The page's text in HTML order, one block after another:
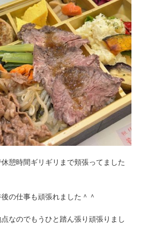
憩時間ギリギリまで頬張ってました
の仕事も頑張れました＾＾
なのでもうひと踏ん張り頑張りまし